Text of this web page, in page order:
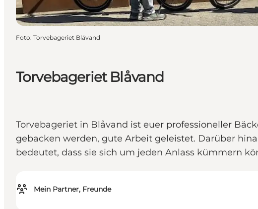
Torvebageriet Blåvand
Torvebageriet in Blåvand ist euer professioneller
gebacken werden, gute Arbeit geleistet. Darüber
bedeutet, dass sie sich um jeden Anlass kümmern
Mein Partner, Freunde
Foto: Torvebageriet Blåvand